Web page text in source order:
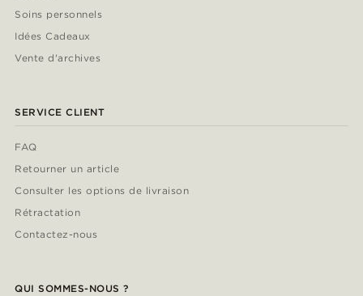
Soins personnels
Idées Cadeaux
Vente d'archives
SERVICE CLIENT
FAQ
Retourner un article
Consulter les options de livraison
Rétractation
Contactez-nous
QUI SOMMES-NOUS ?